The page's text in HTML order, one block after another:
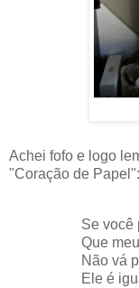
Achei fofo e logo
"Coração de Papel":
Se você
Que
Não vá
Ele é